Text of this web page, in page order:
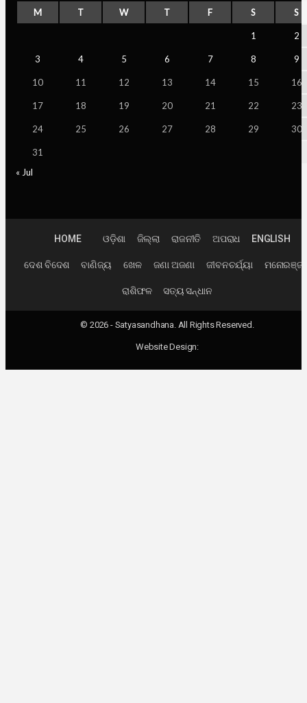
M T W T F S S
1 2
3 4 5 6 7 8 9
10 11 12 13 14 15 16
17 18 19 20 21 22 23
24 25 26 27 28 29 30
31
« Jul
HOME ଓଡ଼ିଶା ଜିଲ୍ଲା ରାଜନୀତି ଅପରାଧ ENGLISH
ଦେଶ ବିଦେଶ ବାଣିଜ୍ୟ ଖେଳ ଜଣା ଅଜଣା ଜୀବନଚର୍ଯ୍ୟା
ରାଶିଫଳ ସତ୍ୟ ସନ୍ଧାନ
© 2026 - Satyasandhana. All Rights Reserved.
Website Design: